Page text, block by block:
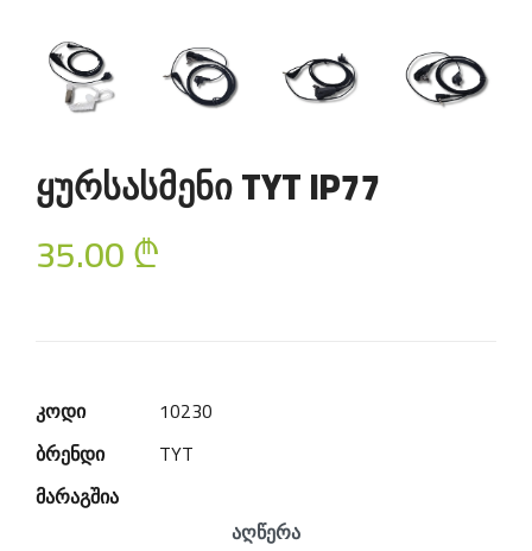
ყურსასმენი TYT IP77
35.00 ₾
კოდი
10230
ბრენდი
TYT
მარაგშია
აღწერა